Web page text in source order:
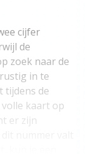
cijfer
de
zoek naar de
in te
tijdens de
kaart op
er zijn